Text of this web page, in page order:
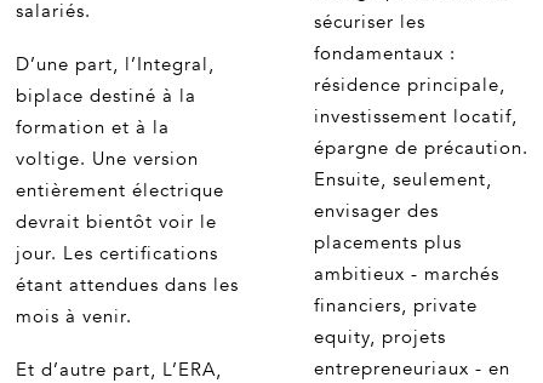
sécuriser les
fondamentaux :
résidence principale,
investissement locatif,
épargne de précaution.
Ensuite, seulement,
envisager des
placements plus
ambitieux - marchés
financiers, private
equity, projets
entrepreneuriaux - en
salariés.
D’une part, l’Integral,
biplace destiné à la
formation et à la
voltige. Une version
entièrement électrique
devrait bientôt voir le
jour. Les certifications
étant attendues dans les
mois à venir.
Et d’autre part, L’ERA,